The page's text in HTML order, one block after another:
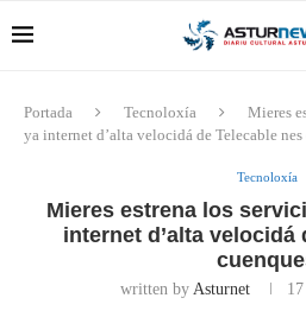
Portada Tecnoloxía
Mieres
ya internet d’alta velocidá de Telecable nes
Tecnoloxía
Mieres estrena los
internet d’alta velocidá
written by Asturnet